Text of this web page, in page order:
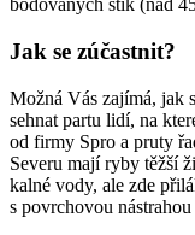
bodovaných štik (nad
Jak se zúčastnit?
Možná Vás zajímá, jak
sehnat partu lidí, na
od firmy Spro a pruty
Severu mají ryby těžší
kalné vody, ale zde
s povrchovou